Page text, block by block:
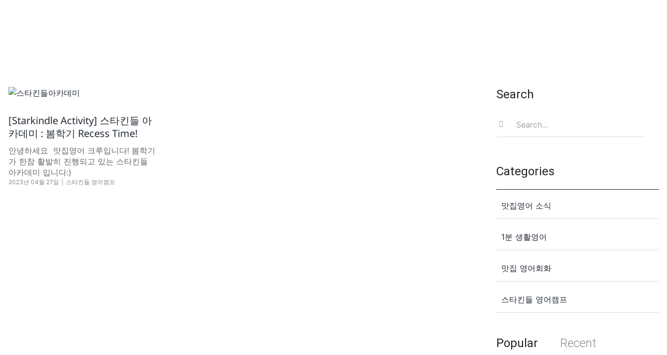
[Starkindle Activity] 스타킨들 아
카데미 : 봄학기 Recess Time!
안녕하세요 맛집영어 크루입니다! 봄학기
가 한참 활발히 진행되고 있는 스타킨들
아카데미 입니다:)
2023년 04월 27일 스타킨들 영어캠프
Search
for:
Categories
맛집영어 소식
1분 생활영어
맛집 영어회화
스타킨들 영어캠프
Popular Recent